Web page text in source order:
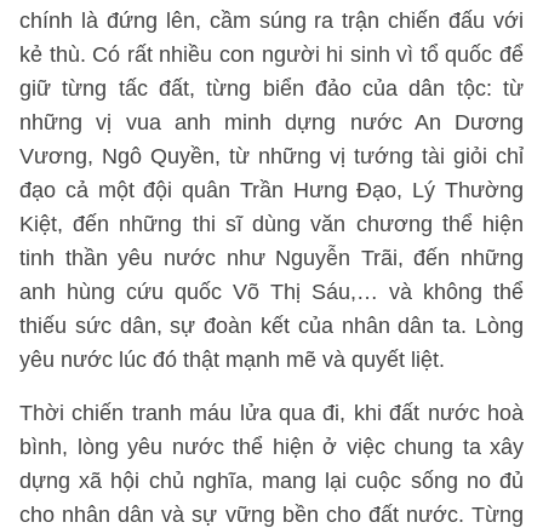
chính là đứng lên, cầm súng ra trận chiến đấu với
kẻ thù. Có rất nhiều con người hi sinh vì tổ quốc để
giữ từng tấc đất, từng biển đảo của dân tộc: từ
những vị vua anh minh dựng nước An Dương
Vương, Ngô Quyền, từ những vị tướng tài giỏi chỉ
đạo cả một đội quân Trần Hưng Đạo, Lý Thường
Kiệt, đến những thi sĩ dùng văn chương thể hiện
tinh thần yêu nước như Nguyễn Trãi, đến những
anh hùng cứu quốc Võ Thị Sáu,… và không thể
thiếu sức dân, sự đoàn kết của nhân dân ta. Lòng
yêu nước lúc đó thật mạnh mẽ và quyết liệt.
Thời chiến tranh máu lửa qua đi, khi đất nước hoà
bình, lòng yêu nước thể hiện ở việc chung ta xây
dựng xã hội chủ nghĩa, mang lại cuộc sống no đủ
cho nhân dân và sự vững bền cho đất nước. Từng